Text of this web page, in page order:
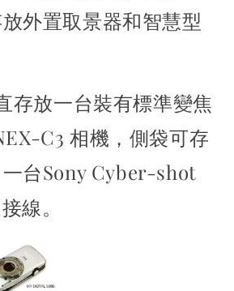
外置取景器和智慧型
存放一台裝有標準變焦
C3 相機，側袋可存
台Sony Cyber-shot
線。